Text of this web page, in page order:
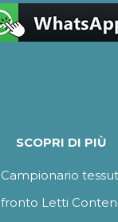
SCOPRI DI PIÙ
Campionario
Letti